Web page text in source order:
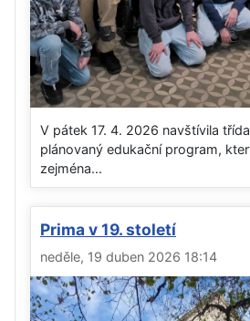
V pátek 17. 4. 2026 navštívila
plánovaný edukační program,
zejména...
Prima v 19. století
neděle, 19 duben 2026 18:14